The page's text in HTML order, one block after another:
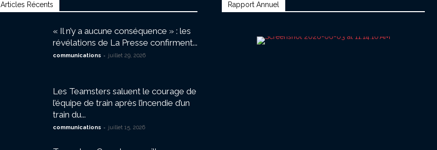
Articles Récents
« Il n’y a aucune conséquence » : les
révélations de La Presse confirment...
communications - juillet 29, 2026
Les Teamsters saluent le courage de
l’équipe de train après l’incendie d’un
train du...
communications - juillet 15, 2026
Rapport Annuel